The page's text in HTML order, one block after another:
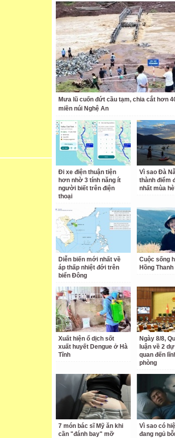
Mưa lũ cuốn đứt cầu tạm, chia cắt hơn
miền núi Nghệ An
Đi xe điện thuận tiện
hơn nhờ 3 tính năng ít
người biết trên điện
thoại
Vì sao Đà
thành điểm
nhất mùa
Diễn biến mới nhất về
áp thấp nhiệt đới trên
biển Đông
Cuộc sống
Hồng Thanh
Xuất hiện ổ dịch sốt
xuất huyết Dengue ở Hà
Tĩnh
Ngày 8/8,
luận về 2
quan đến
phòng
7 món bác sĩ Mỹ ăn khi
cần "đánh bay" mỡ
Vì sao có
đang ngủ